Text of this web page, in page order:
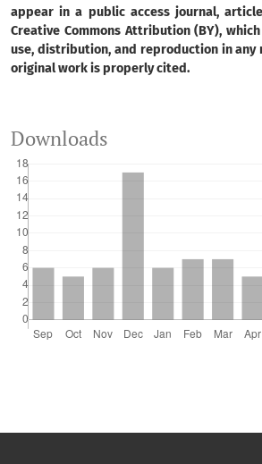
appear in a public access journal,
Creative Commons Attribution (BY),
use, distribution, and reproduction in any
original work is properly cited.
Downloads